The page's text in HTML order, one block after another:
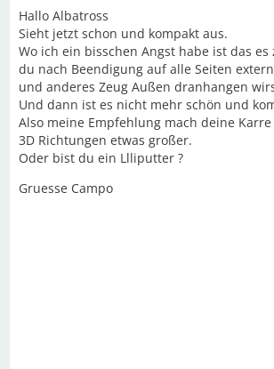
Hallo Albatross
Sieht jetzt schon und kompakt aus.
Wo ich ein bisschen Angst habe ist das
du nach Beendigung auf alle Seiten
und anderes Zeug Außen dranhangen
Und dann ist es nicht mehr schön und
Also meine Empfehlung mach deine
3D Richtungen etwas großer.
Oder bist du ein Llliputter ?
Gruesse Campo